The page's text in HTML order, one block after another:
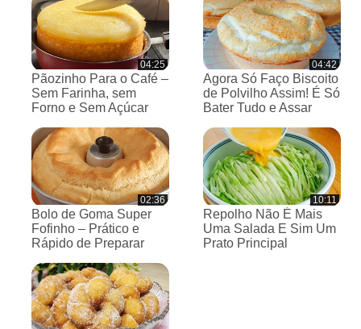
04:25
Pãozinho Para o Café –
Sem Farinha, sem
Forno e Sem Açúcar
04:42
Agora Só Faço Biscoito
de Polvilho Assim! É Só
Bater Tudo e Assar
02:36
Bolo de Goma Super
Fofinho – Prático e
Rápido de Preparar
10:11
Repolho Não É Mais
Uma Salada E Sim Um
Prato Principal